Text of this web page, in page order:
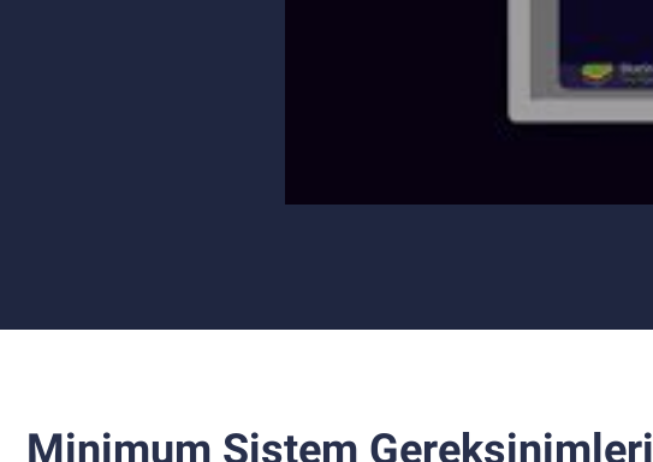
Minimum Sistem Gereksinimleri